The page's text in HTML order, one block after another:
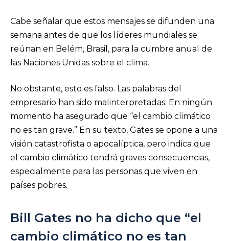
Cabe señalar que estos mensajes se difunden una
semana antes de que los líderes mundiales se
reúnan en Belém, Brasil, para la cumbre anual de
las Naciones Unidas sobre el clima.
No obstante, esto es falso. Las palabras del
empresario han sido malinterpretadas. En ningún
momento ha asegurado que “el cambio climático
no es tan grave.” En su texto, Gates se opone a una
visión catastrofista o apocalíptica, pero indica que
el cambio climático tendrá graves consecuencias,
especialmente para las personas que viven en
países pobres.
Bill Gates no ha dicho que “el
cambio climático no es tan